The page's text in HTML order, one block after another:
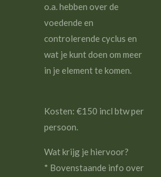
o.a. hebben over de
voedende en
controlerende cyclus en
wat je kunt doen om meer
in je element te komen.
Kosten: €150 incl btw per
persoon.
Wat krijg je hiervoor?
* Bovenstaande info over